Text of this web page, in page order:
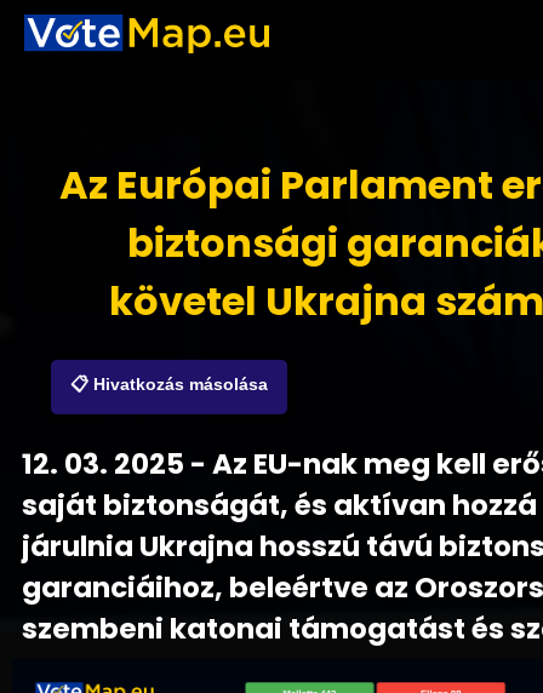
Az Európai Parlament
biztonsági
követel Ukrajna
📋 Hivatkozás másolása
12. 03. 2025 - Az EU-nak meg kell
saját biztonságát, és aktívan hozzá
járulnia Ukrajna hosszú távú
garanciáihoz, beleértve az
szembeni katonai támogatást és